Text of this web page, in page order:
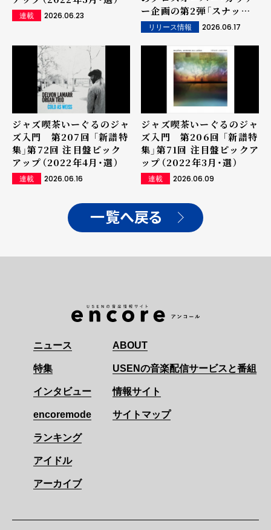
連載 2026.06.23
ー企画の第2弾「スナック
やぴん"夜品"〜歌謡ジャズ
2」配信スタート！「ダンシ
ング・オールナイト」「タイ
ガー＆ドラゴン」収録！
リリース情報 2026.06.17
ジャズ喫茶いーぐるのジャ
ズ入門 第207回 「新譜特
集」第72回 注目盤ピック
アップ（2022年4月・選）
連載 2026.06.16
ジャズ喫茶いーぐるのジャ
ズ入門 第206回 「新譜特
集」第71回 注目盤ピックア
ップ（2022年3月・選）
連載 2026.06.09
一覧へ戻る
ニュース
特集
インタビュー
encoremode
ランキング
アイドル
アーカイブ
ABOUT
USENの音楽配信サービスと番組
情報サイト
サイトマップ